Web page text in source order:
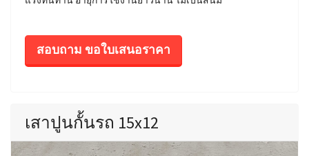
สอบถาม ขอใบเสนอราคา
เสาปูนกั้นรถ 15x12